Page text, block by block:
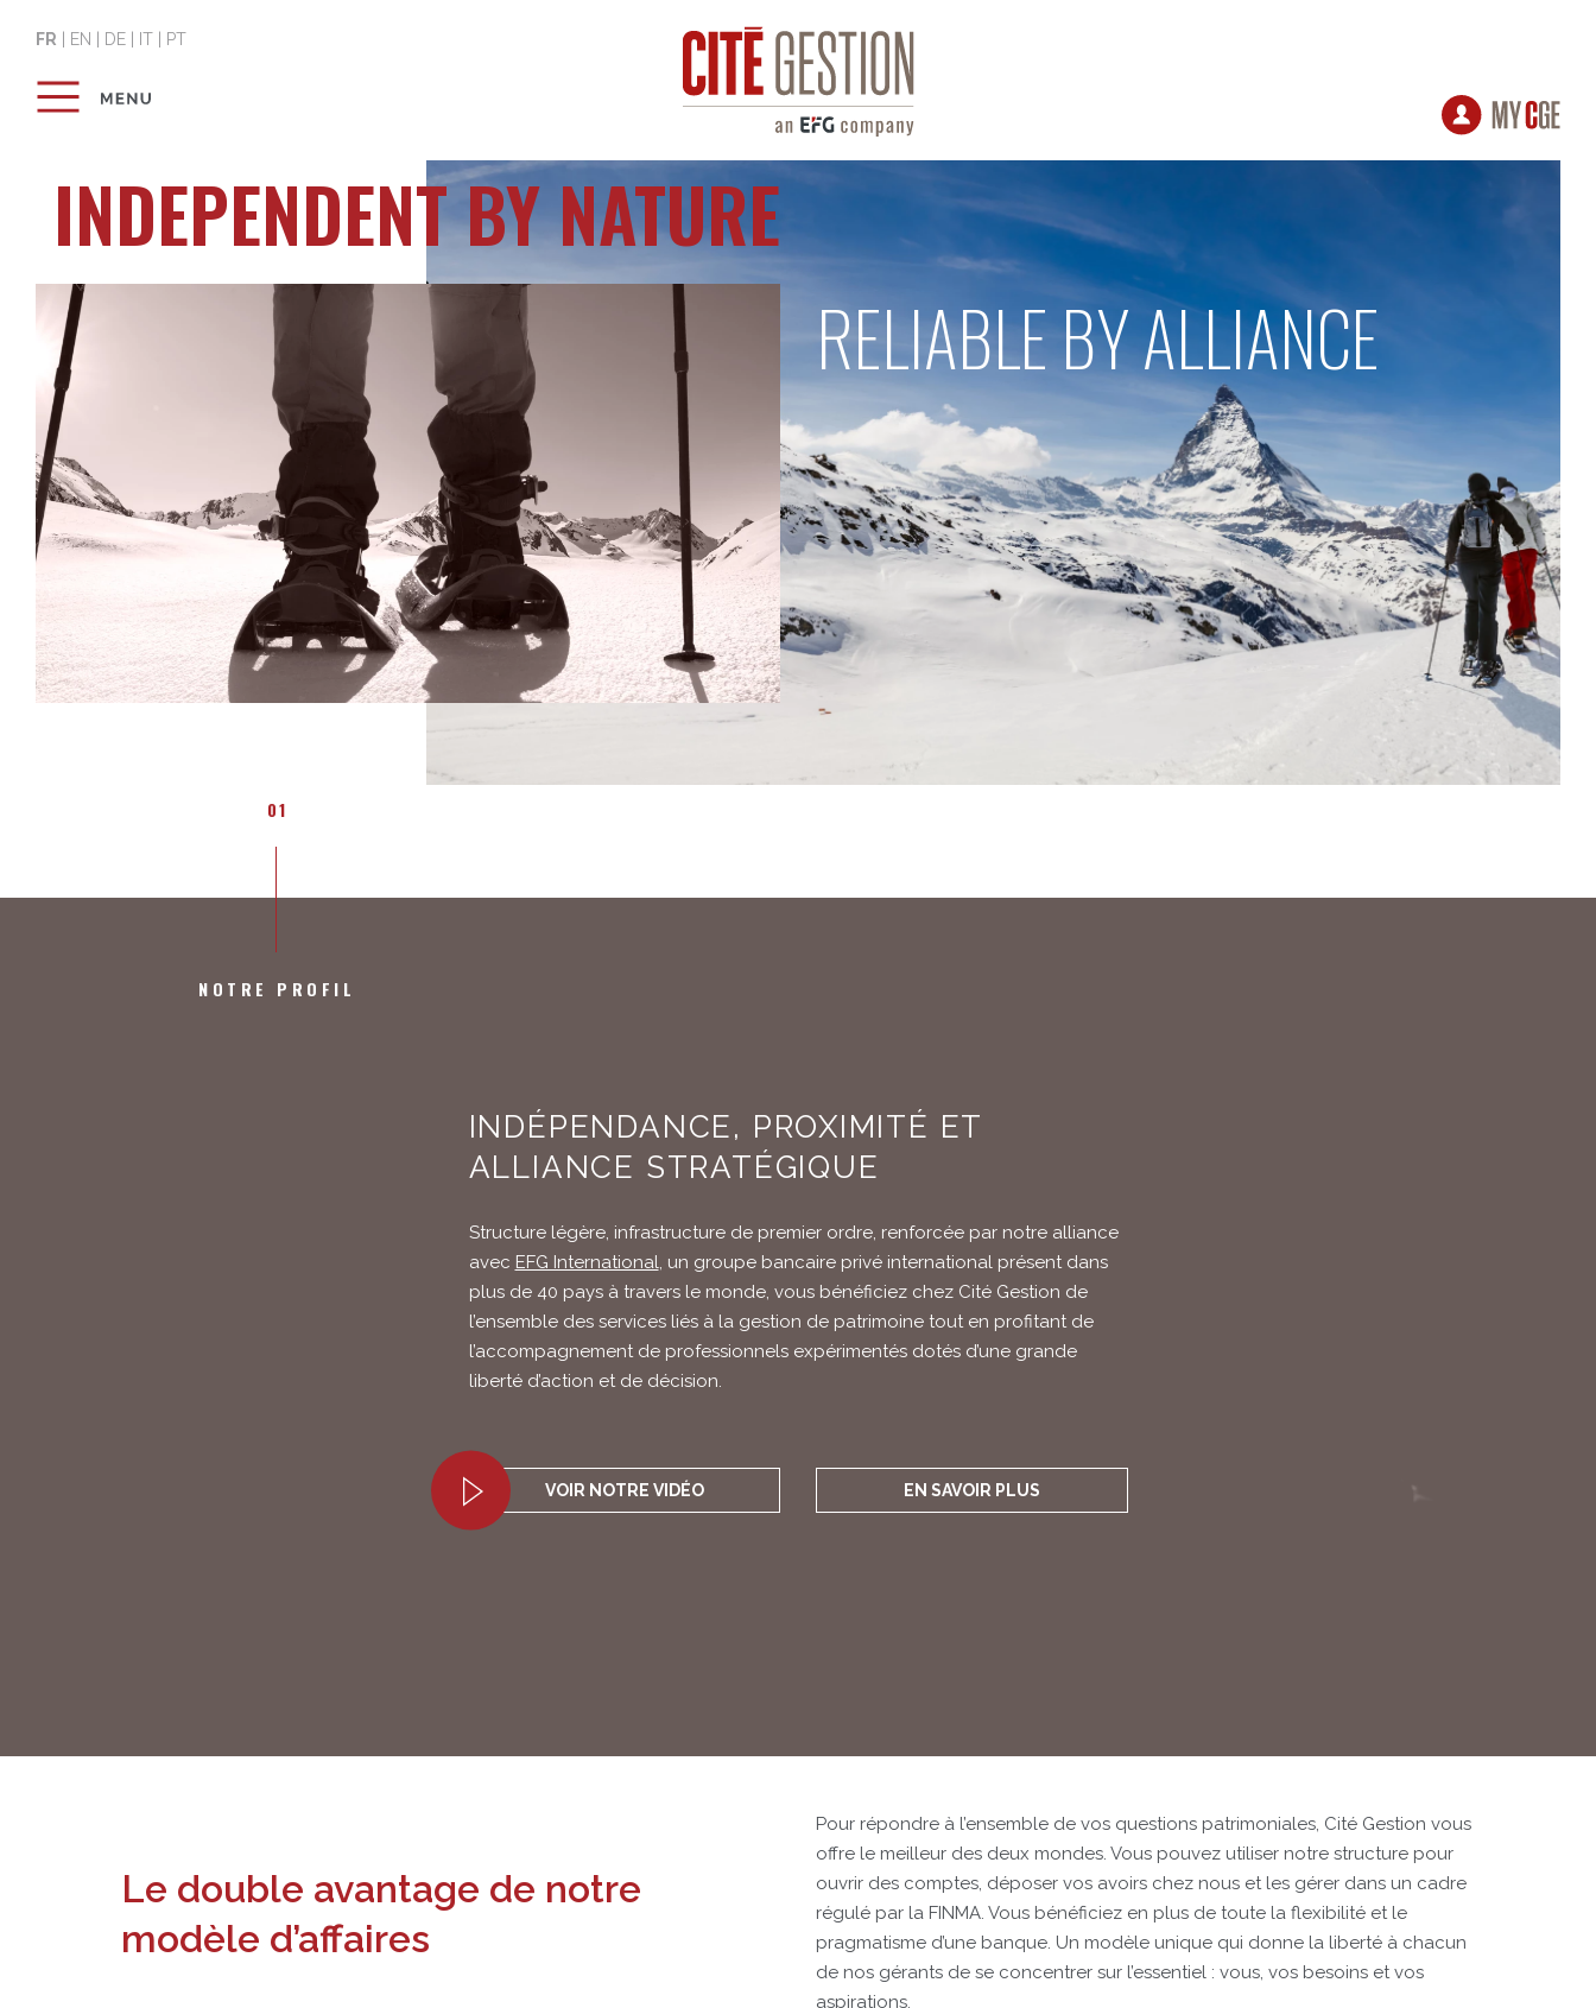
FR EN DE IT PT
INDEPENDENT BY NATURE
RELIABLE BY ALLIANCE
01
NOTRE PROFIL
INDÉPENDANCE, PROXIMITÉ ET
ALLIANCE STRATÉGIQUE
Structure légère, infrastructure de premier ordre, renforcée par notre alliance
avec EFG International , un groupe bancaire privé international présent dans
plus de 40 pays à travers le monde, vous bénéficiez chez Cité Gestion de
l’ensemble des services liés à la gestion de patrimoine tout en profitant de
l’accompagnement de professionnels expérimentés dotés d’une grande
liberté d’action et de décision.
VOIR NOTRE VIDÉO EN SAVOIR PLUS
Le double avantage de notre
modèle d’affaires
Pour répondre à l’ensemble de vos questions patrimoniales, Cité Gestion vous
offre le meilleur des deux mondes. Vous pouvez utiliser notre structure pour
ouvrir des comptes, déposer vos avoirs chez nous et les gérer dans un cadre
régulé par la FINMA. Vous bénéficiez en plus de toute la flexibilité et le
pragmatisme d’une banque. Un modèle unique qui donne la liberté à chacun
de nos gérants de se concentrer sur l’essentiel : vous, vos besoins et vos
aspirations.